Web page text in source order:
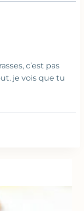
c’est pas
je vois que tu